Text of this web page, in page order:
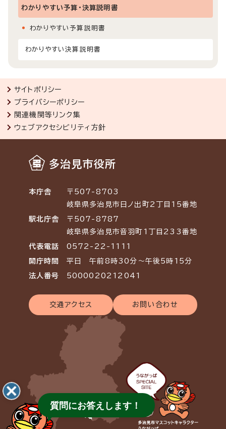
わかりやすい予算・決算説明書
わかりやすい予算説明書
わかりやすい決算説明書
サイトポリシー
プライバシーポリシー
関連機関等リンク集
ウェブアクセシビリティ方針
多治見市役所
本庁舎
〒507-8703
岐阜県多治見市日ノ出町2丁目15番地
駅北庁舎
〒507-8787
岐阜県多治見市音羽町1丁目233番地
代表電話 0572-22-1111
開庁時間 平日 午前8時30分～午後5時15分
法人番号 5000020212041
交通アクセス お問い合わせ
質問にお答えします！